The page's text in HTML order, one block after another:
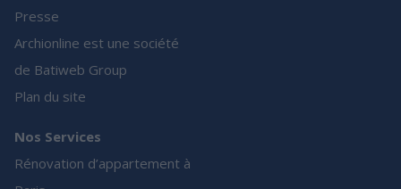
Presse
Archionline est une société
de Batiweb Group
Plan du site
Nos Services
Rénovation d’appartement à